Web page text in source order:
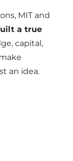
MIT and
a true
capital,
an idea.